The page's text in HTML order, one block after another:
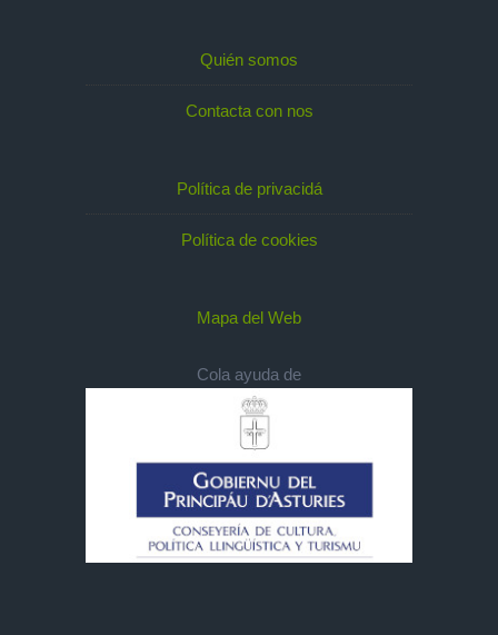
Quién somos
Contacta con nos
Política de privacidá
Política de cookies
Mapa del Web
Cola ayuda de